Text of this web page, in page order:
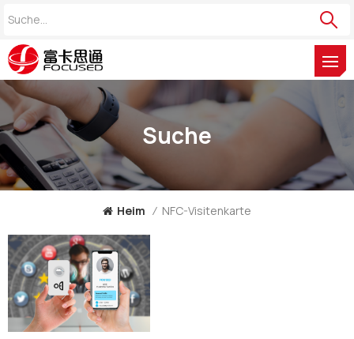
Suche
Heim / NFC-Visitenkarte